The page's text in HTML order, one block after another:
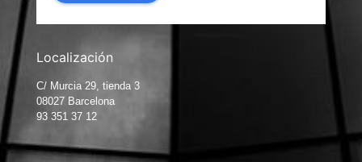
Localización
C/ Murcia 29, tienda 3
08027 Barcelona
93 351 37 12